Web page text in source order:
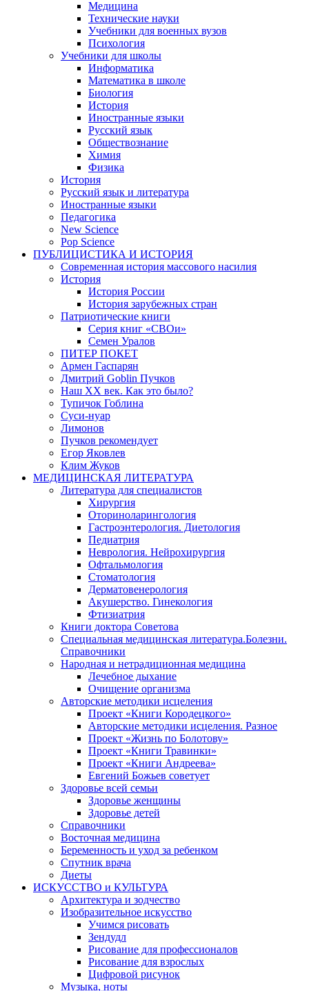
Медицина
Технические науки
Учебники для военных вузов
Психология
Учебники для школы
Информатика
Математика в школе
Биология
История
Иностранные языки
Русский язык
Обществознание
Химия
Физика
История
Русский язык и литература
Иностранные языки
Педагогика
New Science
Pop Science
ПУБЛИЦИСТИКА И ИСТОРИЯ
Современная история массового насилия
История
История России
История зарубежных стран
Патриотические книги
Серия книг «СВОи»
Семен Уралов
ПИТЕР ПОКЕТ
Армен Гаспарян
Дмитрий Goblin Пучков
Наш XX век. Как это было?
Тупичок Гоблина
Суси-нуар
Лимонов
Пучков рекомендует
Егор Яковлев
Клим Жуков
МЕДИЦИНСКАЯ ЛИТЕРАТУРА
Литература для специалистов
Хирургия
Оториноларингология
Гастроэнтерология. Диетология
Педиатрия
Неврология. Нейрохирургия
Офтальмология
Стоматология
Дерматовенерология
Акушерство. Гинекология
Фтизиатрия
Книги доктора Советова
Специальная медицинская литература.Болезни.
Справочники
Народная и нетрадиционная медицина
Лечебное дыхание
Очищение организма
Авторские методики исцеления
Проект «Книги Кородецкого»
Авторские методики исцеления. Разное
Проект «Жизнь по Болотову»
Проект «Книги Травинки»
Проект «Книги Андреева»
Евгений Божьев советует
Здоровье всей семьи
Здоровье женщины
Здоровье детей
Справочники
Восточная медицина
Беременность и уход за ребенком
Спутник врача
Диеты
ИСКУССТВО и КУЛЬТУРА
Архитектура и зодчество
Изобразительное искусство
Учимся рисовать
Зендудл
Рисование для профессионалов
Рисование для взрослых
Цифровой рисунок
Музыка, ноты